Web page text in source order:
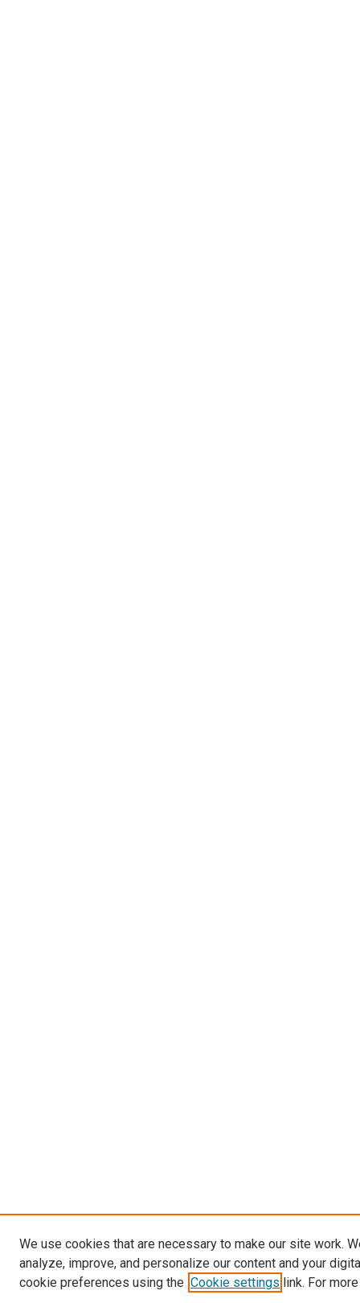
We use cookies that are necessary to make our site work.
analyze, improve, and personalize our content and your
cookie preferences using the Cookie settings link. For